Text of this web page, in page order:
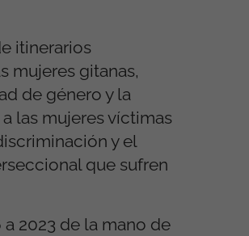
itinerarios
mujeres gitanas,
de género y la
las mujeres víctimas
y el
que sufren
2023 de la mano de